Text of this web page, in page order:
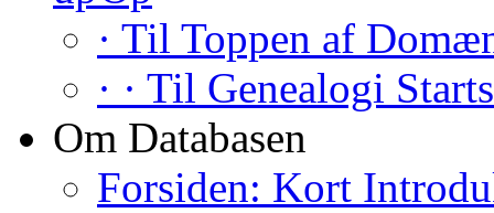
· Til Toppen af
· · Til Genealogi
Om Databasen
Forsiden: Kort